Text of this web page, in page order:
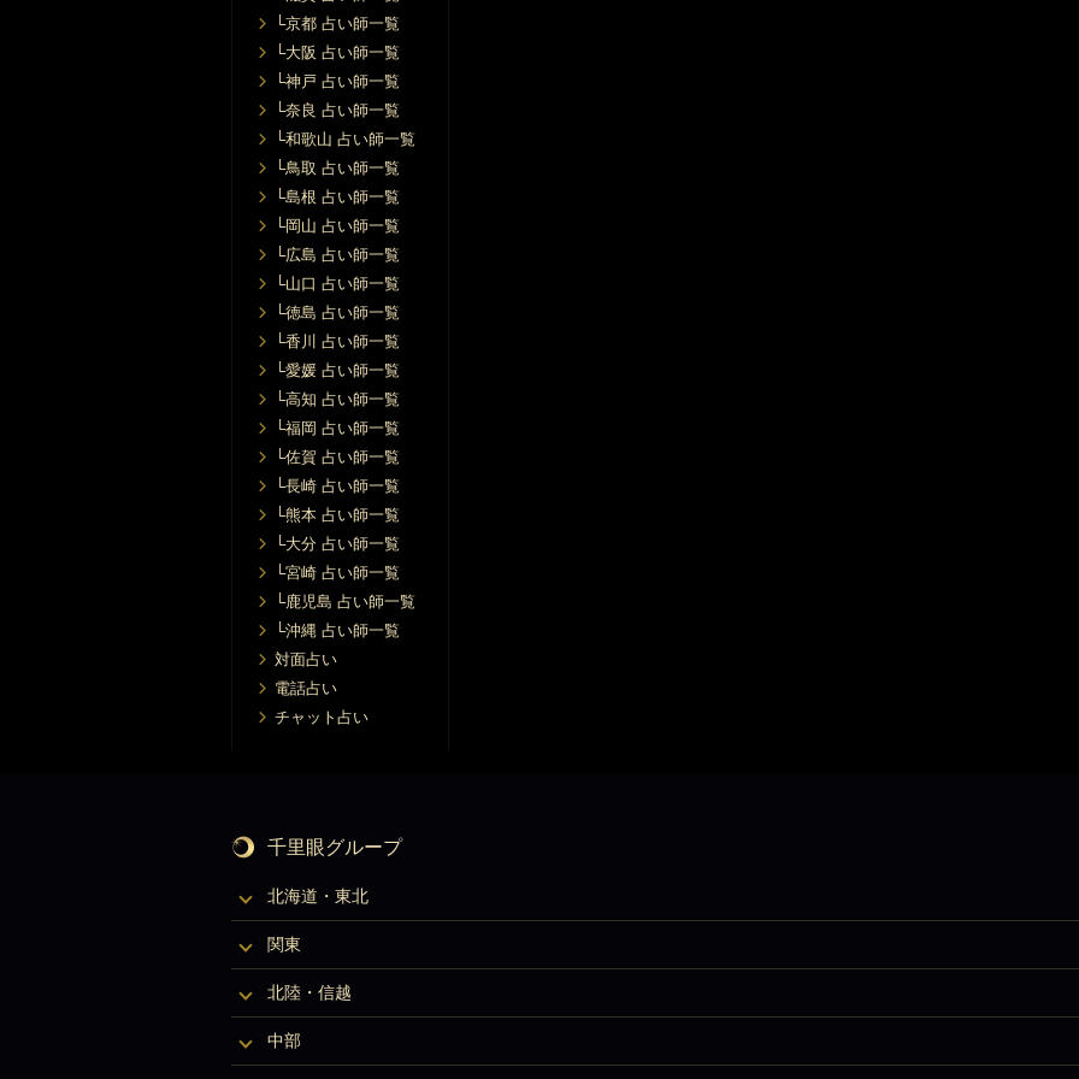
└京都 占い師一覧
└大阪 占い師一覧
└神戸 占い師一覧
└奈良 占い師一覧
└和歌山 占い師一覧
└鳥取 占い師一覧
└島根 占い師一覧
└岡山 占い師一覧
└広島 占い師一覧
└山口 占い師一覧
└徳島 占い師一覧
└香川 占い師一覧
└愛媛 占い師一覧
└高知 占い師一覧
└福岡 占い師一覧
└佐賀 占い師一覧
└長崎 占い師一覧
└熊本 占い師一覧
└大分 占い師一覧
└宮崎 占い師一覧
└鹿児島 占い師一覧
└沖縄 占い師一覧
対面占い
電話占い
チャット占い
千里眼グループ
北海道・東北
関東
北陸・信越
中部